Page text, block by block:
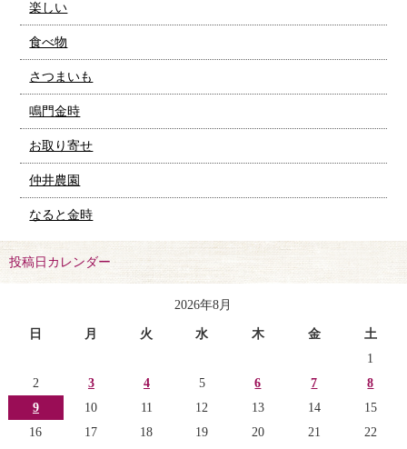
楽しい
食べ物
さつまいも
鳴門金時
お取り寄せ
仲井農園
なると金時
投稿日カレンダー
2026年8月
日 月 火 水 木 金
土
1
2
3 4 5 6 7
8
9
10 11 12 13 14
15
16
17 18 19 20 21 22